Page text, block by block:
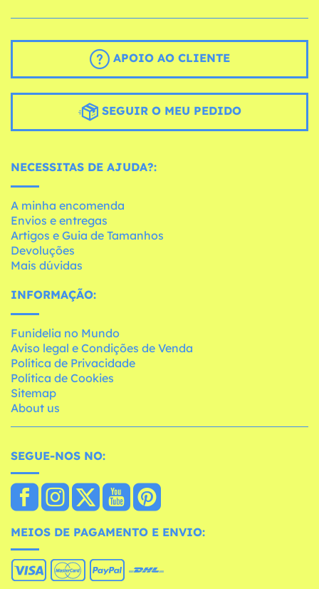
APOIO AO CLIENTE
SEGUIR O MEU PEDIDO
NECESSITAS DE AJUDA?:
A minha encomenda
Envios e entregas
Artigos e Guia de Tamanhos
Devoluções
Mais dúvidas
INFORMAÇÃO:
Funidelia no Mundo
Aviso legal e Condições de Venda
Política de Privacidade
Política de Cookies
Sitemap
About us
SEGUE-NOS NO:
MEIOS DE PAGAMENTO E ENVIO: